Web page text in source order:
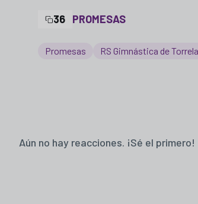
36 PROMESAS
Promesas RS Gimnástica de
Aún no hay reacciones. ¡Sé el primero!